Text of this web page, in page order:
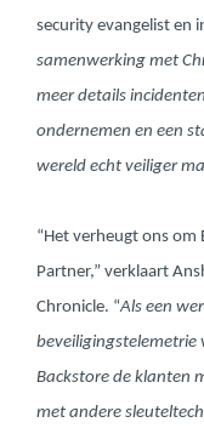
security evangelist en
samenwerking met
meer details
ondernemen en een
wereld echt veiliger
“Het verheugt ons om
Partner,” verklaart
Chronicle. “Als een
beveiligingstelemetrie
Backstore de klanten
met andere